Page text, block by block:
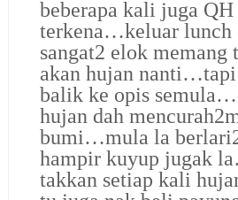
beberapa kali juga
terkena…keluar lunch
sangat2 elok memang
akan hujan
balik ke opis
hujan dah
bumi…mula la
hampir kuyup jugak
takkan setiap kali